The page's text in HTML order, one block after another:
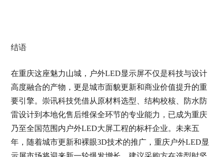
结语
在重庆这座魅力山城，户外LED显示屏不仅是科技与设计
高度融合的产物，更是城市面貌更新和商业价值提升的重
要引擎。崇讯科技凭借从原材料选型、结构校核、防水防
雷设计到本地化售后维保全环节的专业能力，已成为重庆
乃至全国范围内户外LED大屏工程的标杆企业。未来五
年，随着城市更新和裸眼3D技术的推广，重庆户外LED显